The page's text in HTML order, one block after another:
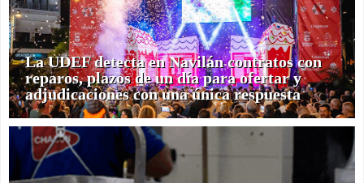
La UDEF detecta en Navilán contratos con
reparos, plazos de un día para ofertar y
adjudicaciones con una única respuesta